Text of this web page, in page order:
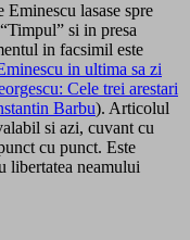
lasase spre
si in presa
in facsimil este
in ultima sa zi
Cele trei arestari
Barbu). Articolul
si azi, cuvant cu
cu punct. Este
libertatea neamului